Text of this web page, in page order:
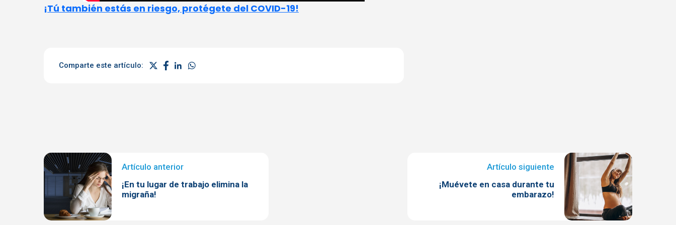
¡Tú también estás en riesgo, protégete del COVID-19!
Comparte este artículo:
¡En tu lugar de trabajo elimina la
migraña!
¡Muévete en casa durante tu
embarazo!